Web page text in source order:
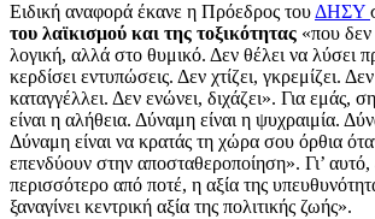
Ειδική αναφορά έκανε η Πρόεδρος του ΔΗΣΥ
του λαϊκισμού και της τοξικότητας «που δεν
λογική, αλλά στο θυμικό. Δεν θέλει να λύσει
κερδίσει εντυπώσεις. Δεν χτίζει, γκρεμίζει. Δεν
καταγγέλλει. Δεν ενώνει, διχάζει». Για εμάς,
είναι η αλήθεια. Δύναμη είναι η ψυχραιμία.
Δύναμη είναι να κρατάς τη χώρα σου όρθια
επενδύουν στην αποσταθεροποίηση». Γι’
περισσότερο από ποτέ, η αξία της
ξαναγίνει κεντρική αξία της πολιτικής ζωής».